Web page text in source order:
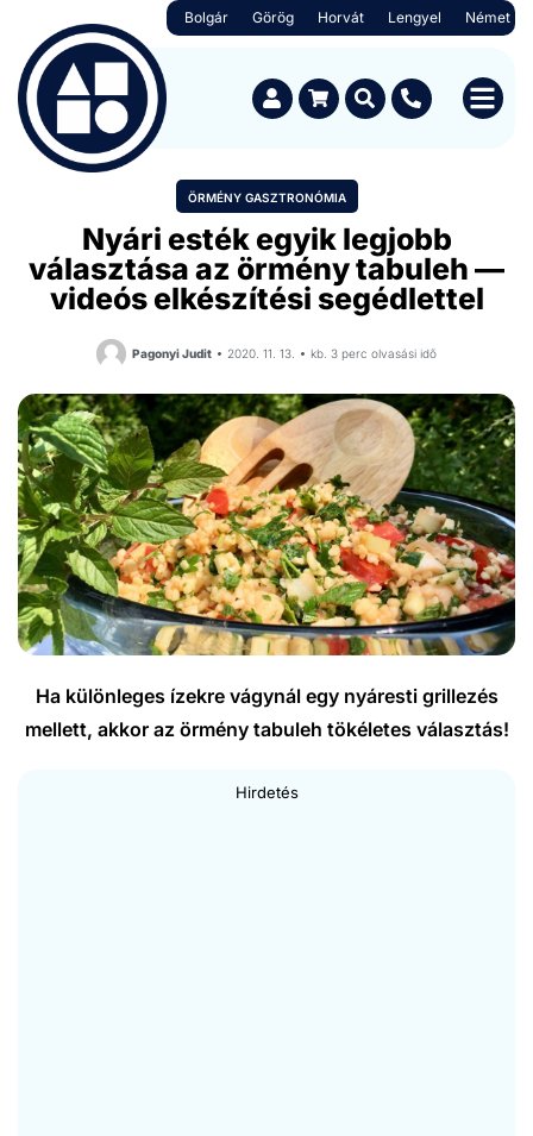
Bolgár Görög Horvát Lengyel Német
ÖRMÉNY GASZTRONÓMIA
Nyári esték egyik legjobb
választása az örmény tabuleh —
videós elkészítési segédlettel
Pagonyi Judit 2020. 11. 13. kb. 3 perc olvasási idő
Ha különleges ízekre vágynál egy nyáresti grillezés
mellett, akkor az örmény tabuleh tökéletes választás!
Hirdetés